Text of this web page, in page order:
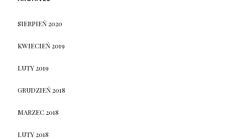
SIERPIEŃ 2020
KWIECIEŃ 2019
LUTY 2019
GRUDZIEŃ 2018
MARZEC 2018
LUTY 2018